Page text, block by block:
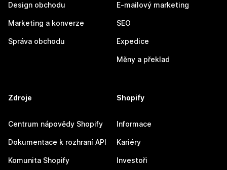
Design obchodu
Marketing a konverze
Správa obchodu
E-mailový marketing
SEO
Expedice
Měny a překlad
Zdroje
Centrum nápovědy Shopify
Dokumentace k rozhraní API
Komunita Shopify
Shopify
Informace
Kariéry
Investoři